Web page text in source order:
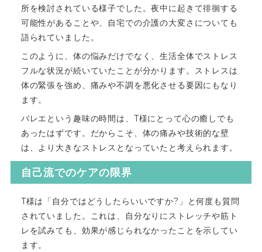
所を検討されている様子でした。夜中に起きて徘徊する
可能性があることや、自宅での介護の大変さについても
語られていました。
このように、体の悩みだけでなく、生活全体でストレス
フルな状況が続いていたことが分かります。ストレスは
体の緊張を強め、痛みや不調を悪化させる要因にもなり
ます。
バレエという趣味の時間は、T様にとって心の癒しでも
あったはずです。だからこそ、体の痛みや技術的な壁
は、より大きなストレスとなっていたと考えられます。
自己流でのケアの限界
T様は「自分ではどうしたらいいですか?」と何度も質問
されていました。これは、自分なりにストレッチや筋ト
レを試みても、効果が感じられなかったことを示してい
ます。